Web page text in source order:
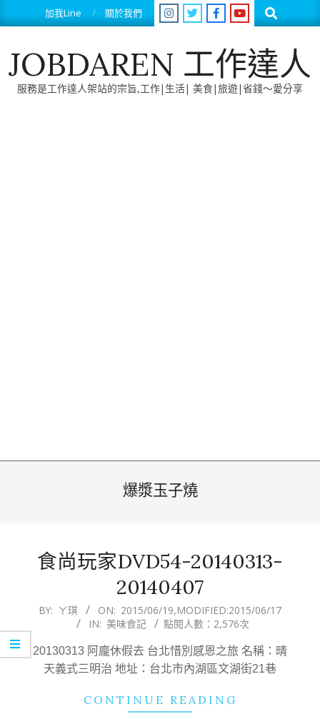
to
加我Line 關於我們 Search
JOBDAREN 工作達人
服務是工作達人架站的宗旨,工作|生活| 美食|旅遊|省錢～愛分享
爆漿玉子燒
食尚玩家DVD54-20140313-
20140407
2015-
19
BY: ㄚ琪 ON: 2015/06/19,MODIFIED:2015/06/17
IN: 美味食記 點閱人數：2,576次
20130313 阿龐休假去 台北惜別感恩之旅 名稱：晴
天義式三明治 地址：台北市內湖區文湖街21巷
CONTINUE READING